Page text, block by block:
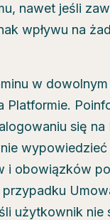
nawet jeśli
wpływu na
w
się
i obowiązków
użytkownik